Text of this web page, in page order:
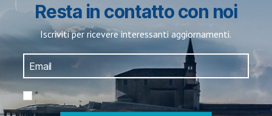
Resta in contatto con noi
Iscriviti per ricevere interessanti aggiornamenti.
*